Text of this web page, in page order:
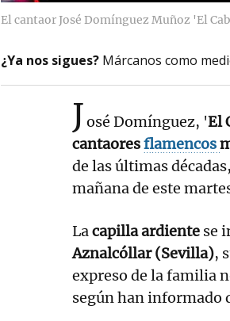
El cantaor José Domínguez Muñoz 'El
¿Ya nos sigues? Márcanos como
José Domínguez, 'El
cantaoresflamencos
de las últimas
mañana de este
Lacapilla ardiente se
Aznalcóllar (Sevilla),
expreso de la familia
según han informado